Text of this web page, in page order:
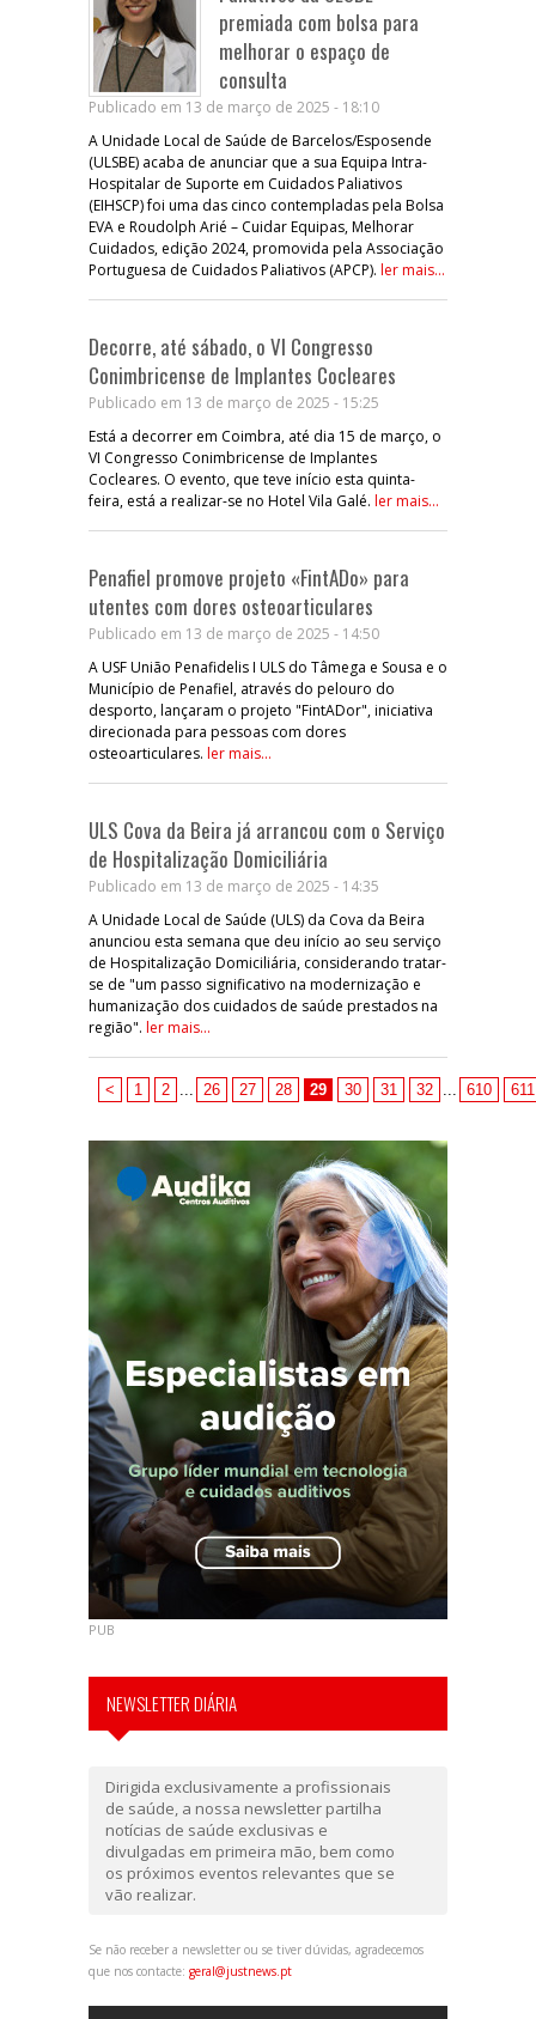
premiada com bolsa para
melhorar o espaço de
consulta
Publicado em 13 de março de 2025 - 18:10
A Unidade Local de Saúde de Barcelos/Esposende
(ULSBE) acaba de anunciar que a sua Equipa Intra-
Hospitalar de Suporte em Cuidados Paliativos
(EIHSCP) foi uma das cinco contempladas pela Bolsa
EVA e Roudolph Arié – Cuidar Equipas, Melhorar
Cuidados, edição 2024, promovida pela Associação
Portuguesa de Cuidados Paliativos (APCP). ler mais...
Decorre, até sábado, o VI Congresso
Conimbricense de Implantes Cocleares
Publicado em 13 de março de 2025 - 15:25
Está a decorrer em Coimbra, até dia 15 de março, o
VI Congresso Conimbricense de Implantes
Cocleares. O evento, que teve início esta quinta-
feira, está a realizar-se no Hotel Vila Galé. ler mais...
Penafiel promove projeto «FintADo» para
utentes com dores osteoarticulares
Publicado em 13 de março de 2025 - 14:50
A USF União Penafidelis I ULS do Tâmega e Sousa e o
Município de Penafiel, através do pelouro do
desporto, lançaram o projeto "FintADor", iniciativa
direcionada para pessoas com dores
osteoarticulares. ler mais...
ULS Cova da Beira já arrancou com o Serviço
de Hospitalização Domiciliária
Publicado em 13 de março de 2025 - 14:35
A Unidade Local de Saúde (ULS) da Cova da Beira
anunciou esta semana que deu início ao seu serviço
de Hospitalização Domiciliária, considerando tratar-
se de "um passo significativo na modernização e
humanização dos cuidados de saúde prestados na
região". ler mais...
< 1 2 26 27 28 29 30 31 32 610 611
PUB
NEWSLETTER DIÁRIA
Dirigida exclusivamente a profissionais
de saúde, a nossa newsletter partilha
notícias de saúde exclusivas e
divulgadas em primeira mão, bem como
os próximos eventos relevantes que se
vão realizar.
Se não receber a newsletter ou se tiver dúvidas, agradecemos
que nos contacte: geral@justnews.pt